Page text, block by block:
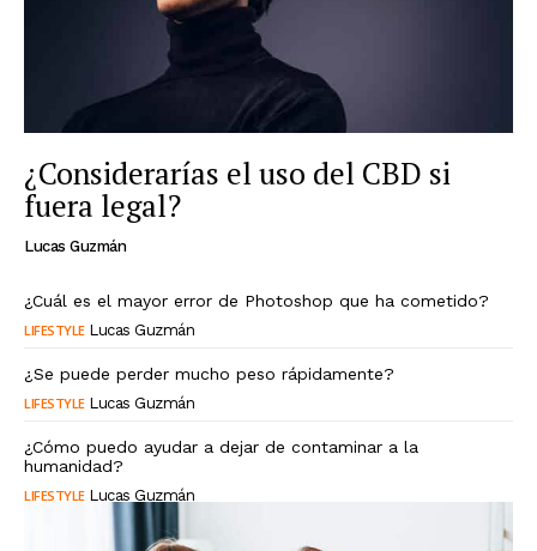
¿Considerarías el uso del CBD si
fuera legal?
Lucas Guzmán
¿Cuál es el mayor error de Photoshop que ha cometido?
LIFESTYLE Lucas Guzmán
¿Se puede perder mucho peso rápidamente?
LIFESTYLE Lucas Guzmán
¿Cómo puedo ayudar a dejar de contaminar a la
humanidad?
LIFESTYLE Lucas Guzmán